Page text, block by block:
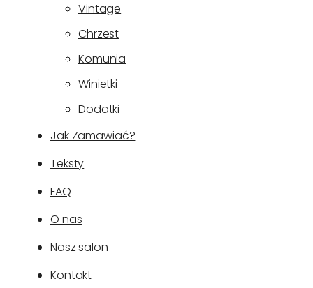
Vintage
Chrzest
Komunia
Winietki
Dodatki
Jak Zamawiać?
Teksty
FAQ
O nas
Nasz salon
Kontakt